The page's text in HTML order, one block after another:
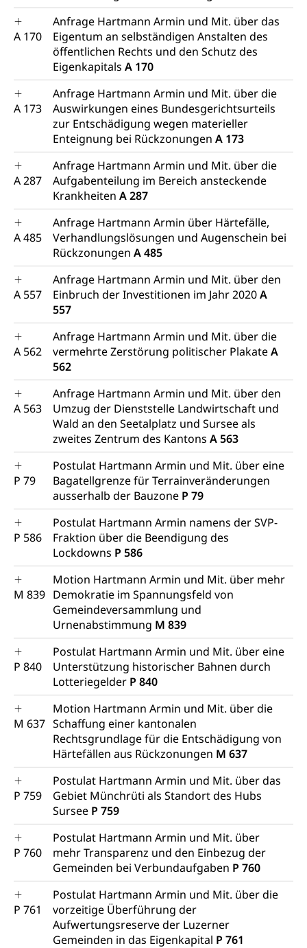
A 170
Anfrage Hartmann Armin und Mit. über das
Eigentum an selbständigen Anstalten des
öffentlichen Rechts und den Schutz des
Eigenkapitals A 170
A 173
Anfrage Hartmann Armin und Mit. über die
Auswirkungen eines Bundesgerichtsurteils
zur Entschädigung wegen materieller
Enteignung bei Rückzonungen A 173
A 287
Anfrage Hartmann Armin und Mit. über die
Aufgabenteilung im Bereich ansteckende
Krankheiten A 287
A 485
Anfrage Hartmann Armin über Härtefälle,
Verhandlungslösungen und Augenschein bei
Rückzonungen A 485
A 557
Anfrage Hartmann Armin und Mit. über den
Einbruch der Investitionen im Jahr 2020A
557
A 562
Anfrage Hartmann Armin und Mit. über die
vermehrte Zerstörung politischer PlakateA
562
A 563
Anfrage Hartmann Armin und Mit. über den
Umzug der Dienststelle Landwirtschaft und
Wald an den Seetalplatz und Sursee als
zweites Zentrum des Kantons A 563
P 79
Postulat Hartmann Armin und Mit. über eine
Bagatellgrenze für Terrainveränderungen
ausserhalb der Bauzone P 79
P 586
Postulat Hartmann Armin namens der SVP-
Fraktion über die Beendigung des
Lockdowns P 586
M 839
Motion Hartmann Armin und Mit. über mehr
Demokratie im Spannungsfeld von
Gemeindeversammlung und
Urnenabstimmung M 839
P 840
Postulat Hartmann Armin und Mit. über eine
Unterstützung historischer Bahnen durch
Lotteriegelder P 840
M 637
Motion Hartmann Armin und Mit. über die
Schaffung einer kantonalen
Rechtsgrundlage für die Entschädigung von
Härtefällen aus Rückzonungen M 637
P 759
Postulat Hartmann Armin und Mit. über das
Gebiet Münchrüti als Standort des Hubs
Sursee P 759
P 760
Postulat Hartmann Armin und Mit. über
mehr Transparenz und den Einbezug der
Gemeinden bei Verbundaufgaben P 760
P 761
Postulat Hartmann Armin und Mit. über die
vorzeitige Überführung der
Aufwertungsreserve der Luzerner
Gemeinden in das Eigenkapital P 761